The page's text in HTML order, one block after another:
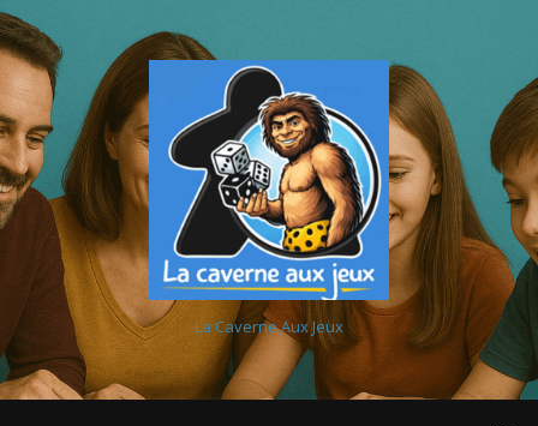
La Caverne Aux Jeux